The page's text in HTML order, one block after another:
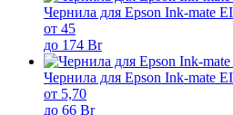
Чернила для Epson Ink-mate
от 45
до 174 Br
Чернила для Epson Ink-mate
от 5,70
до 66 Br